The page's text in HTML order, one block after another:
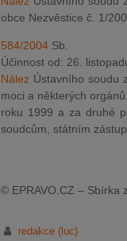
obce Nezvěstice č. 1/
584/2004 Sb.
Účinnost od: 26.
Nález Ústavního soudu
moci a některých
roku 1999 a za druhé
soudcům, státním
© EPRAVO.CZ – Sbírka
redakce (luc)